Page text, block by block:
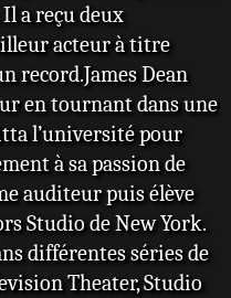
Il a reçu deux
acteur à titre
record.James Dean
en tournant dans une
l’université pour
à sa passion de
auditeur puis élève
Studio de New York.
différentes séries de
Theater, Studio